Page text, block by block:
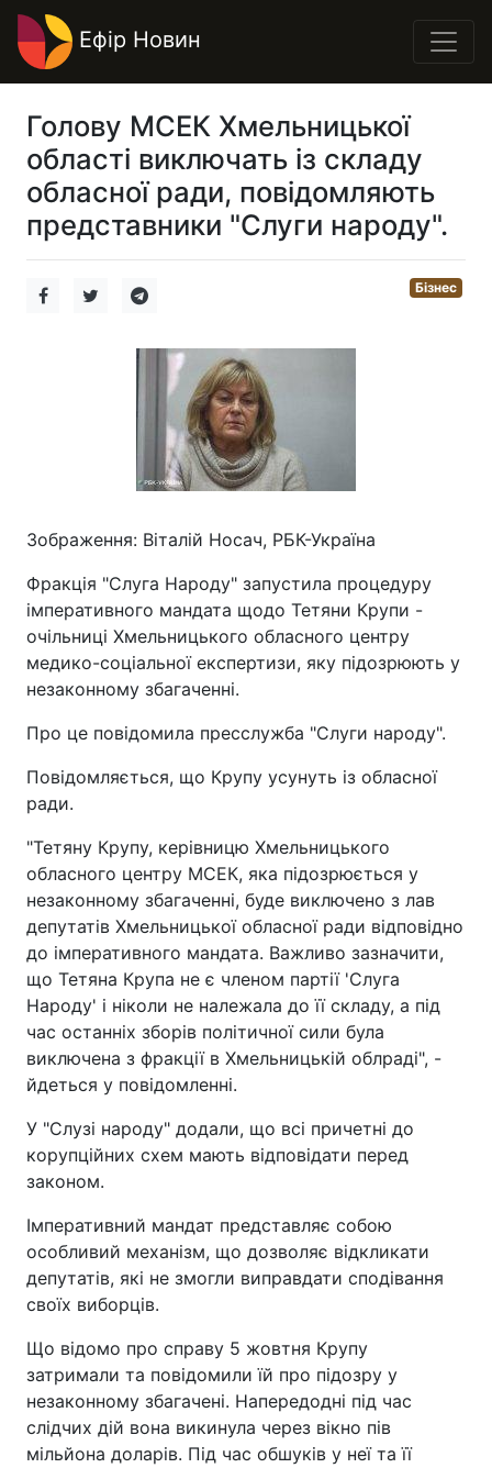
Ефір Новин
Голову МСЕК Хмельницької
області виключать із складу
обласної ради, повідомляють
представники "Слуги народу".
Бізнес
Зображення: Віталій Носач, РБК-Україна
Фракція "Слуга Народу" запустила процедуру
імперативного мандата щодо Тетяни Крупи -
очільниці Хмельницького обласного центру
медико-соціальної експертизи, яку підозрюють у
незаконному збагаченні.
Про це повідомила пресслужба "Слуги народу".
Повідомляється, що Крупу усунуть із обласної
ради.
"Тетяну Крупу, керівницю Хмельницького
обласного центру МСЕК, яка підозрюється у
незаконному збагаченні, буде виключено з лав
депутатів Хмельницької обласної ради відповідно
до імперативного мандата. Важливо зазначити,
що Тетяна Крупа не є членом партії 'Слуга
Народу' і ніколи не належала до її складу, а під
час останніх зборів політичної сили була
виключена з фракції в Хмельницькій облраді", -
йдеться у повідомленні.
У "Слузі народу" додали, що всі причетні до
корупційних схем мають відповідати перед
законом.
Імперативний мандат представляє собою
особливий механізм, що дозволяє відкликати
депутатів, які не змогли виправдати сподівання
своїх виборців.
Що відомо про справу 5 жовтня Крупу
затримали та повідомили їй про підозру у
незаконному збагачені. Напередодні під час
слідчих дій вона викинула через вікно пів
мільйона доларів. Під час обшуків у неї та її